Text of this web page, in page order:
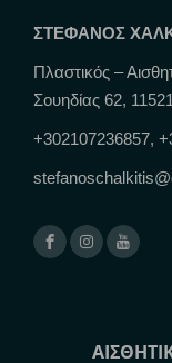
ΣΤΕΦΑΝΟΣ
Πλαστικός –
Σουηδίας 62,
+302107236857,